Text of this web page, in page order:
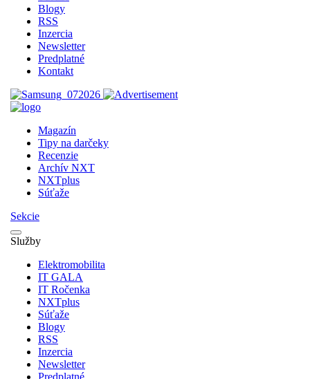
Blogy
RSS
Inzercia
Newsletter
Predplatné
Kontakt
Magazín
Tipy na darčeky
Recenzie
Archív NXT
NXTplus
Súťaže
Sekcie
Služby
Elektromobilita
IT GALA
IT Ročenka
NXTplus
Súťaže
Blogy
RSS
Inzercia
Newsletter
Predplatné